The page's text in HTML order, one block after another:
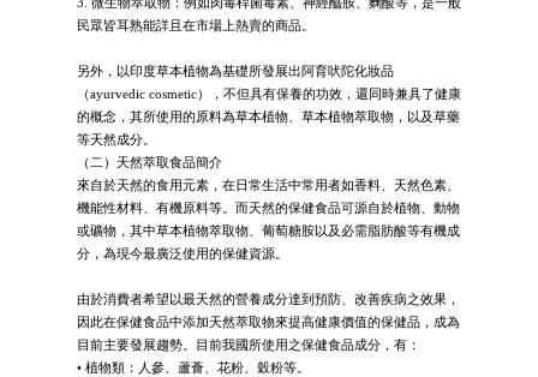
民眾皆耳熟能詳且在市場上熱賣的商品。
另外，以印度草本植物為基礎所發展出阿育吠陀化妝品
（ayurvedic cosmetic），不但具有保養的功效，還同時兼具了健康
的概念，其所使用的原料為草本植物、草本植物萃取物，以及草藥
等天然成分。
（二）天然萃取食品簡介
來自於天然的食用元素，在日常生活中常用者如香料、天然色素、
機能性材料、有機原料等。而天然的保健食品可源自於植物、動物
或礦物，其中草本植物萃取物、葡萄糖胺以及必需脂肪酸等有機成
分，為現今最廣泛使用的保健資源。
由於消費者希望以最天然的營養成分達到預防、改善疾病之效果，
因此在保健食品中添加天然萃取物來提高健康價值的保健品，成為
目前主要發展趨勢。目前我國所使用之保健食品成分，有：
• 植物類：人參、蘆薈、花粉、穀粉等。